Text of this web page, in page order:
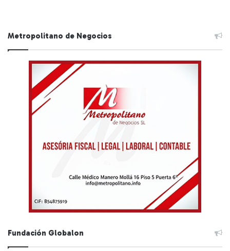
Metropolitano de Negocios
Fundación Globalon